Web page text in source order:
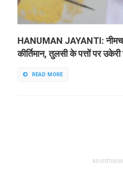
HANUMAN JAYANTI:
कीर्तिमान, तुलसी के पत्तों पर
READ MORE